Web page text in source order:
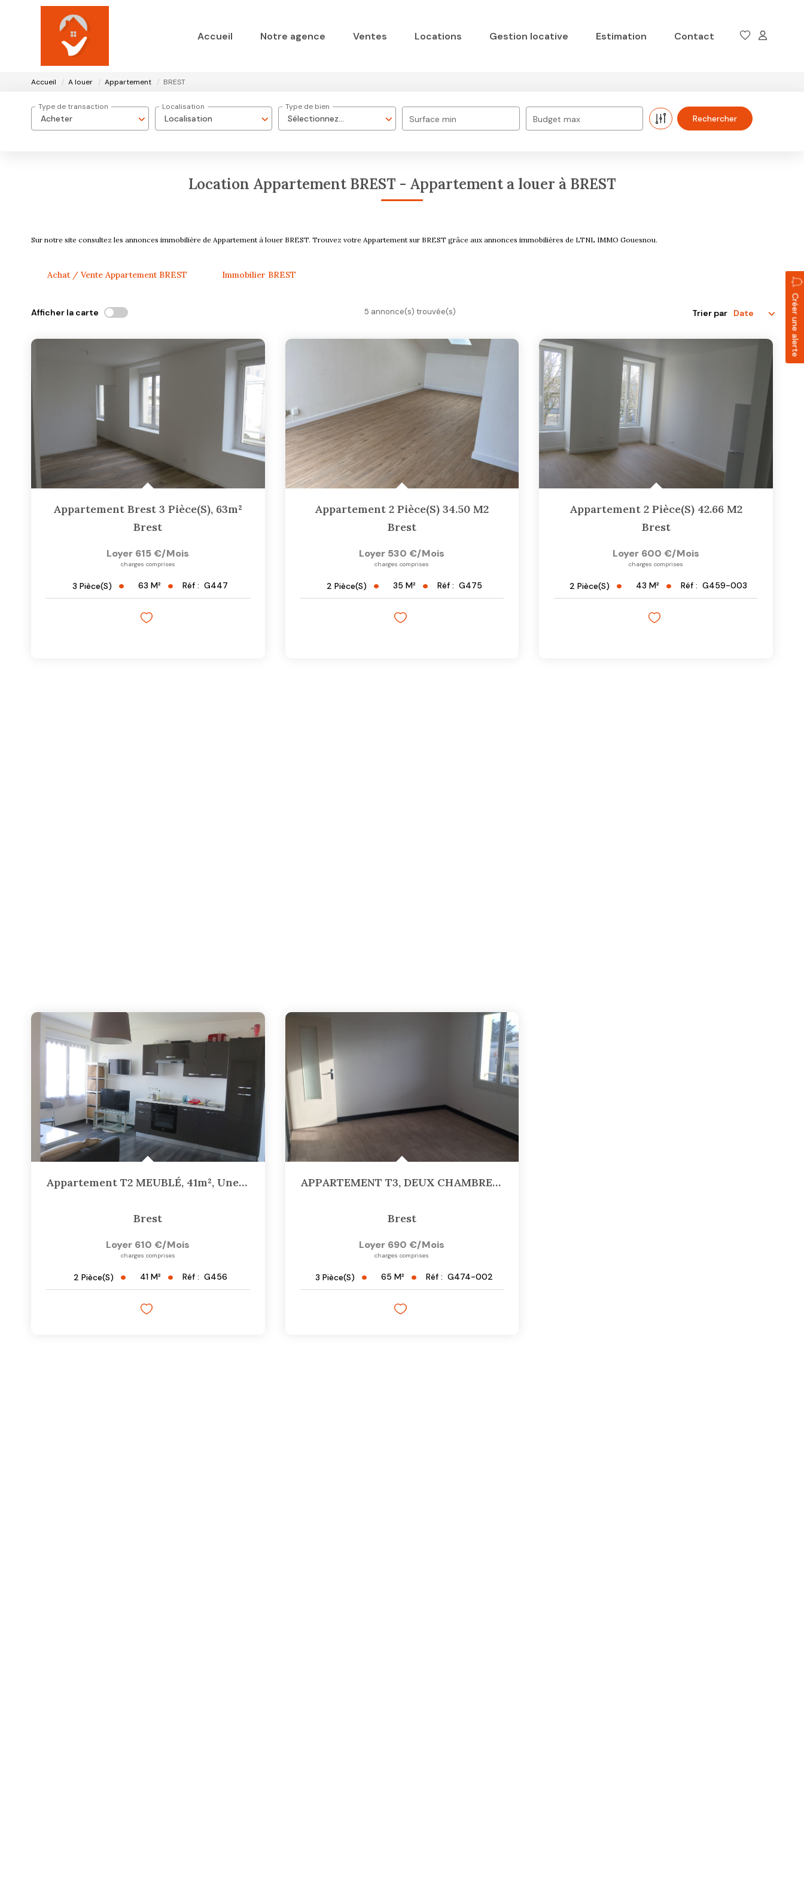
Accueil Notre agence Ventes Locations Gestion locative Estimation Contact
Accueil A louer Appartement BREST
Acheter
Type de transaction
Localisation
Localisation
Sélectionnez...
Type de bien
Surface min Budget max
Location Appartement BREST - Appartement a louer à BREST
Sur notre site consultez les annonces immobilière de Appartement à louer BREST. Trouvez votre Appartement sur BREST grâce aux annonces immobilières de LTNL IMMO Gouesnou.
Achat / Vente Appartement BREST Immobilier BREST
Créer une alerte
Afficher la carte 5 annonce(s) trouvée(s) Trier par
Appartement Brest 3 Pièce(s), 63m²
Brest
Loyer 615 €/mois
charges comprises
3Pièce(s) 63M² Réf : G447
Appartement 2 Pièce(s) 34.50 M2
Brest
Loyer 530 €/mois
charges comprises
2 Pièce(s) 35 M² Réf : G475
Appartement 2 Pièce(s) 42.66 M2
Brest
Loyer 600 €/mois
charges comprises
2Pièce(s) 43M² Réf : G459-003
Appartement T2 MEUBLÉ, 41m², Une Chambre Séparée, Rue...
Brest
Loyer 610 €/mois
charges comprises
2 Pièce(s) 41 M² Réf : G456
APPARTEMENT T3, DEUX CHAMBRES, Avec Un GARAGE À BREST.
Brest
Loyer 690 €/mois
charges comprises
3Pièce(s) 65M² Réf : G474-002